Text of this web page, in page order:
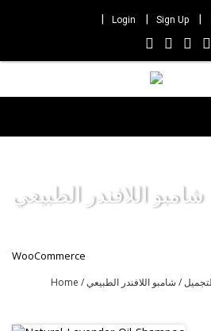
Login Sign Up
شامبو اللافندر الطبيعي
WooCommerce
Home // شامبو اللافندر الطبيعي